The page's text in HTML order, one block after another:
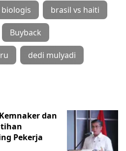
biologis brasil vs haiti
Buyback
dedi mulyadi
dan
Pekerja